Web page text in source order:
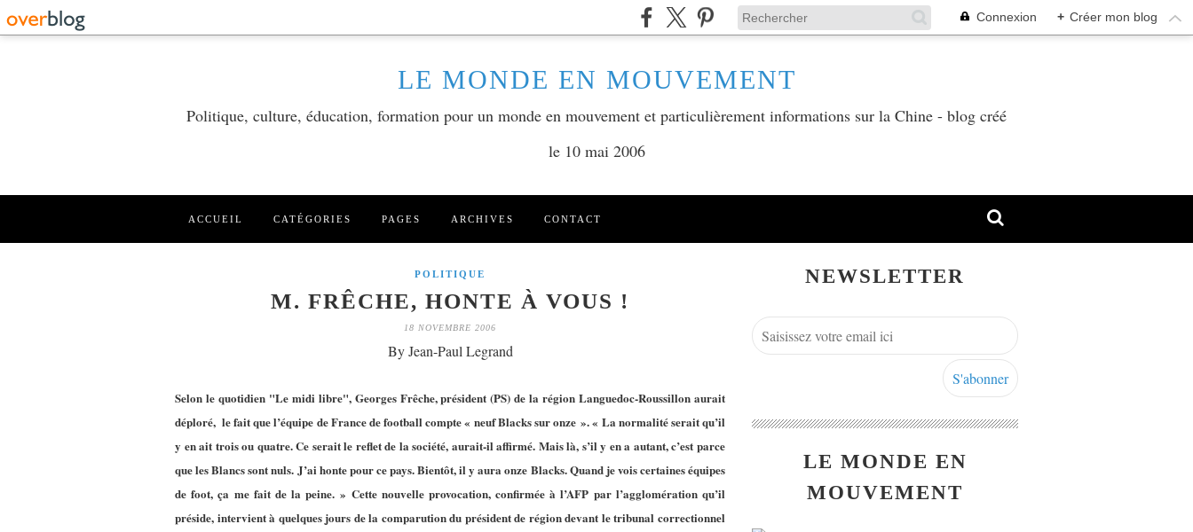
Connexion + Créer mon blog
LE MONDE EN MOUVEMENT
Politique, culture, éducation, formation pour un monde en mouvement et particulièrement informations sur la Chine - blog créé
le 10 mai 2006
ACCUEIL CATÉGORIES PAGES ARCHIVES CONTACT
POLITIQUE
M. FRÊCHE, HONTE À VOUS !
18 NOVEMBRE 2006
By Jean-Paul Legrand
Selon le quotidien "Le midi libre", Georges Frêche, président (PS) de la région Languedoc-Roussillon aurait
déploré, le fait que l’équipe de France de football compte « neuf Blacks sur onze ». « La normalité serait qu’il
y en ait trois ou quatre. Ce serait le reflet de la société, aurait-il affirmé. Mais là, s’il y en a autant, c’est parce
que les Blancs sont nuls. J’ai honte pour ce pays. Bientôt, il y aura onze Blacks. Quand je vois certaines équipes
de foot, ça me fait de la peine. » Cette nouvelle provocation, confirmée à l’AFP par l’agglomération qu’il
préside, intervient à quelques jours de la comparution du président de région devant le tribunal correctionnel
NEWSLETTER
LE MONDE EN
MOUVEMENT